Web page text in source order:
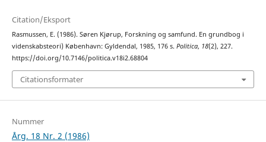
Citation/Eksport
Rasmussen, E. (1986). Søren Kjørup, Forskning og samfund. En grundbog i
videnskabsteori) København: Gyldendal, 1985, 176 s. Politica, 18(2), 227.
https://doi.org/10.7146/politica.v18i2.68804
Citationsformater
Nummer
Årg. 18 Nr. 2 (1986)